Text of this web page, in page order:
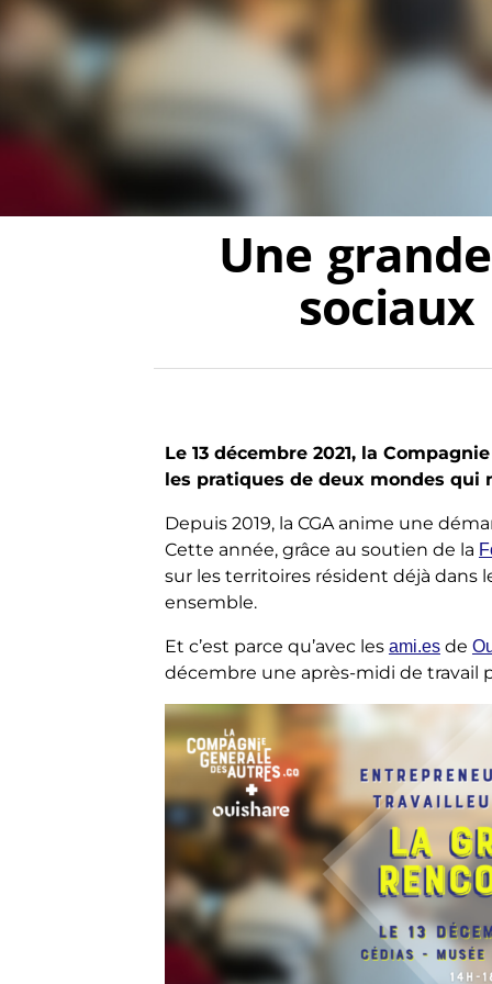
Une
Le 13 décembre 2021, la
les pratiques de deux mondes qui
Depuis 2019, la CGA anime une
Cette année, grâce au soutien de la
sur les territoires résident déjà dans
ensemble.
Et c’est parce qu’avec les ami.esde
décembre une après-midi de travail